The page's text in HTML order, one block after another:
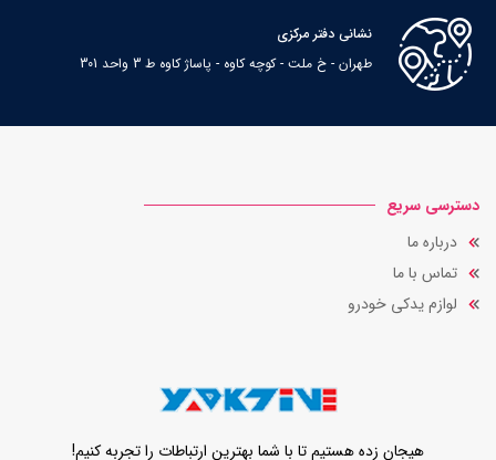
نشانی دفتر مرکزی
طهران - خ ملت - کوچه کاوه - پاساژ کاوه ط 3 واحد 301
دسترسی سریع
درباره ما
تماس با ما
لوازم یدکی خودرو
هیجان زده هستیم تا با شما بهترین ارتباطات را تجربه کنیم!